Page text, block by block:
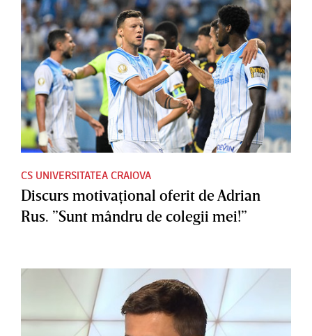
CS UNIVERSITATEA CRAIOVA
Discurs motivaţional oferit de Adrian
Rus. ”Sunt mândru de colegii mei!”